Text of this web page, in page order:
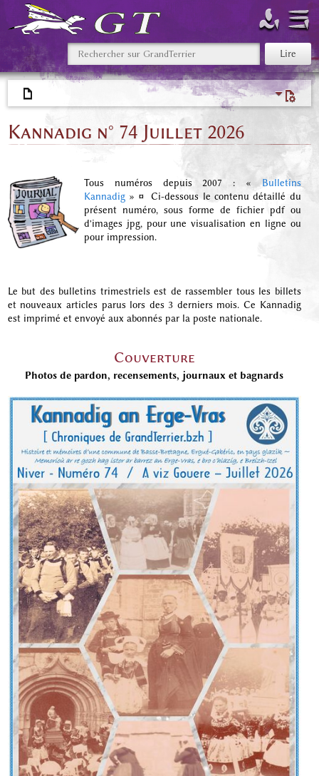
Kannadig n° 74 Juillet 2026
Tous numéros depuis 2007 : «Bulletins
Kannadig » ¤Ci-dessous le contenu détaillé du
présent numéro, sous forme de fichier pdf ou
d'images jpg, pour une visualisation en ligne ou
pour impression.
Le but des bulletins trimestriels est de rassembler tous les billets
et nouveaux articles parus lors des 3 derniers mois. Ce Kannadig
est imprimé et envoyé aux abonnés par la poste nationale.
Couverture
Photos de pardon, recensements, journaux et bagnards